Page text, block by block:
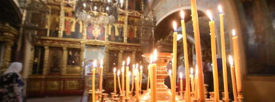
Также не нужно есть дыню до корки, потому что
именно там скапливаются нитраты. И важно
тщательно ее мыть, чтобы не отравиться, добавила
собеседница «ВМ».